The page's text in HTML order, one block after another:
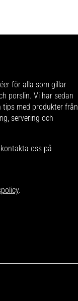
för alla som gillar
porslin. Vi har sedan
tips med produkter från
servering och
oss på
.